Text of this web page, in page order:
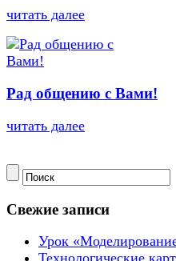
читать далее
Рад общению с Вами!
читать далее
Свежие записи
Урок